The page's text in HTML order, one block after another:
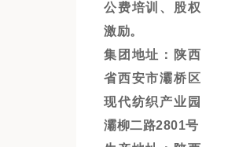
公费培训、股权
激励。
集团地址：陕西
省西安市灞桥区
现代纺织产业园
灞柳二路2801号